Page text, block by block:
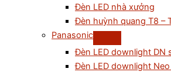
Đèn LED nhà xưởng
Đèn huỳnh quang T8 –
Panasonic
Đèn LED downlight DN
Đèn LED downlight Neo